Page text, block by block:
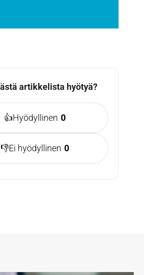
artikkelista hyötyä?
👍Hyödyllinen 0
👎Ei hyödyllinen 0